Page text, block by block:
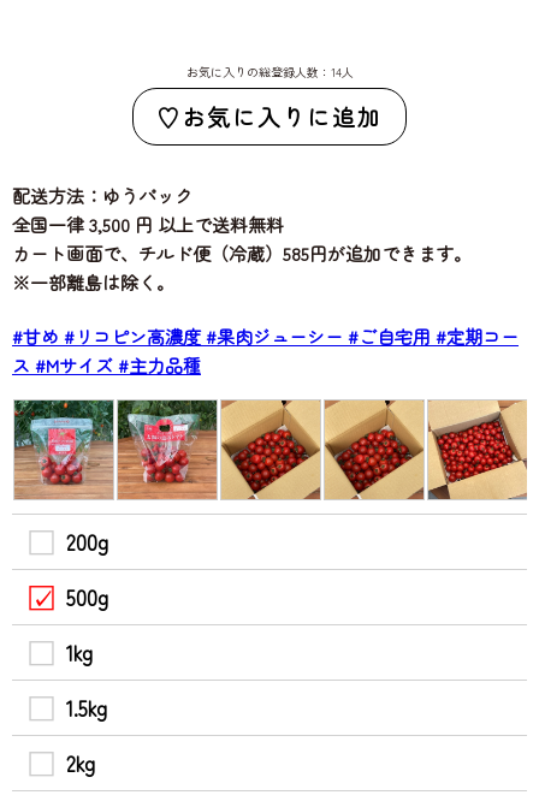
お気に入りの総登録人数：14人
お気に入りに追加
配送方法：ゆうパック
全国一律 3,500 円 以上で送料無料
カート画面で、チルド便（冷蔵）585円が追加できます。
※一部離島は除く。
#甘め #リコピン高濃度#果肉ジューシー #ご自宅用 #定期コー
ス #Mサイズ#主力品種
200g
500g
1kg
1.5kg
2kg